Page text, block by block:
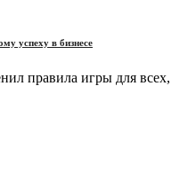
успеху в бизнесе
правила игры для всех,